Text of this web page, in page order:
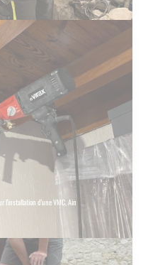
l'installation d'une VMC, Ain